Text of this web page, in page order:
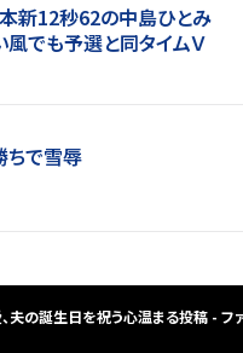
本新12秒62の中島ひとみ
風でも予選と同タイムＶ
ちで雪辱
夫の誕生日を祝う心温まる投稿 - フ